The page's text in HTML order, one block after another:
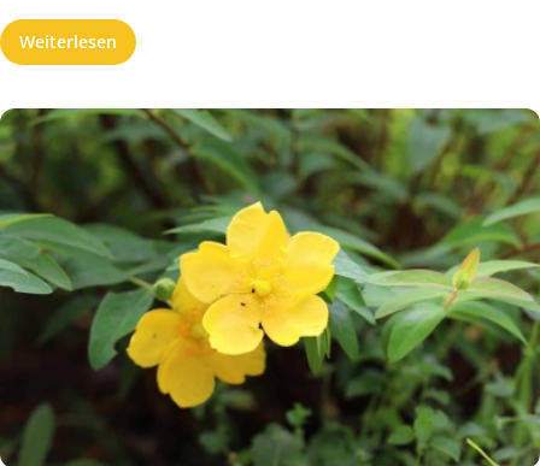
Weiterlesen